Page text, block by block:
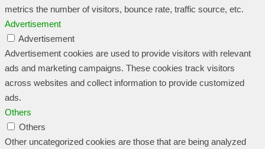
metrics the number of visitors, bounce rate, traffic source, etc.
Advertisement
Advertisement
Advertisement cookies are used to provide visitors with relevant
ads and marketing campaigns. These cookies track visitors
across websites and collect information to provide customized
ads.
Others
Others
Other uncategorized cookies are those that are being analyzed